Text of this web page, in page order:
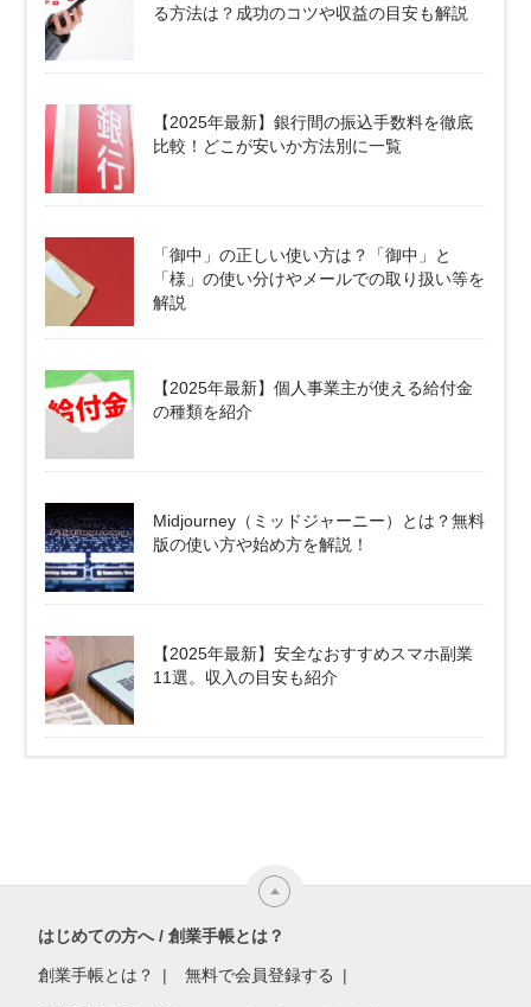
る方法は？成功のコツや収益の目安も解説
【2025年最新】銀行間の振込手数料を徹底
比較！どこが安いか方法別に一覧
「御中」の正しい使い方は？「御中」と
「様」の使い分けやメールでの取り扱い等を
解説
【2025年最新】個人事業主が使える給付金
の種類を紹介
Midjourney（ミッドジャーニー）とは？無料
版の使い方や始め方を解説！
【2025年最新】安全なおすすめスマホ副業
11選。収入の目安も紹介
はじめての方へ / 創業手帳とは？
創業手帳とは？ 無料で会員登録する